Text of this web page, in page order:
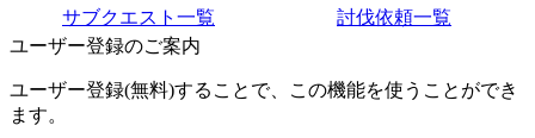
サブクエスト一覧
討伐依頼一覧
ユーザー登録のご案内
ユーザー登録(無料)することで、この機能を使うことができ
ます。